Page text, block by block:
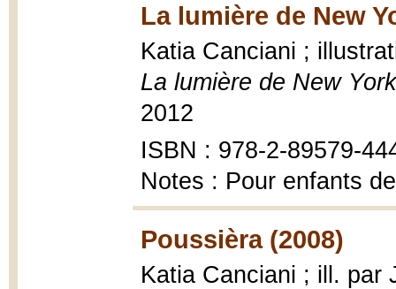
La lumière de New
Katia Canciani ;
La lumière de New
2012
ISBN : 978-2-89579-
Notes : Pour enfants
Poussièra (2008)
Katia Canciani ; ill.